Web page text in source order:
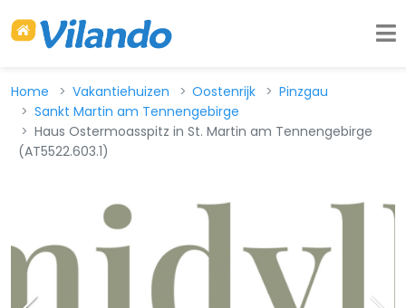
Home Vakantiehuizen Oostenrijk
Pinzgau
Sankt Martin am Tennengebirge
Haus Ostermoasspitz in St. Martin am Tennengebirge
(AT5522.603.1)